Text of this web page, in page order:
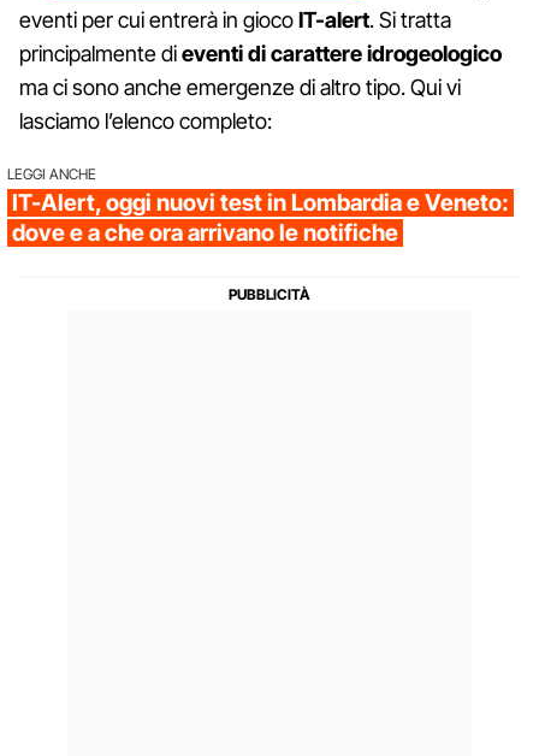
eventi per cui entrerà in giocoIT-alert. Si tratta
principalmente dieventi di carattere idrogeologico
ma ci sono anche emergenze di altro tipo. Qui vi
lasciamo l’elenco completo:
LEGGI ANCHE
IT-Alert, oggi nuovi test in Lombardia e Veneto:
dove e a che ora arrivano le notifiche